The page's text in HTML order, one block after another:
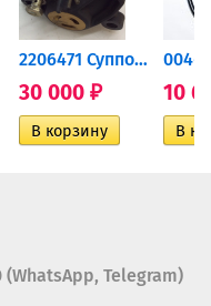
2206471 Суппорт тормозной...
30 000 ₽ 10
Telegram)